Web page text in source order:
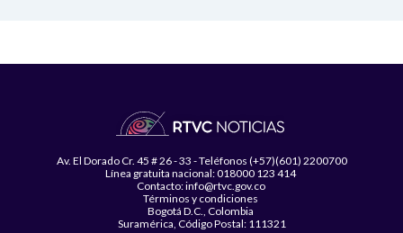
Av. El Dorado Cr. 45 # 26 - 33 - Teléfonos (+57)(601) 2200700
Línea gratuita nacional: 018000 123 414
Contacto: info@rtvc.gov.co
Términos y condiciones
Bogotá D.C., Colombia
Suramérica, Código Postal: 111321